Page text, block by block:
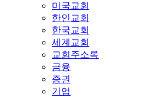
미국교회
한인교회
한국교회
세계교회
교회주소록
금융
증권
기업